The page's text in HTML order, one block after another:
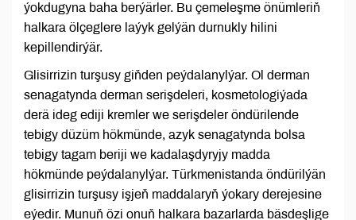
ýokdugyna baha berýärler. Bu çemeleşme önümleriň
halkara ölçeglere laýyk gelýän durnukly hilini
kepillendirýär.
Glisirrizin turşusy giňden peýdalanylýar. Ol derman
senagatynda derman serişdeleri, kosmetologiýada
derä ideg ediji kremler we serişdeler öndürilende
tebigy düzüm hökmünde, azyk senagatynda bolsa
tebigy tagam beriji we kadalaşdyryjy madda
hökmünde peýdalanylýar. Türkmenistanda öndürilýän
glisirrizin turşusy işjeň maddalaryň ýokary derejesine
eýedir. Munuň özi onuň halkara bazarlarda bäsdeşlige